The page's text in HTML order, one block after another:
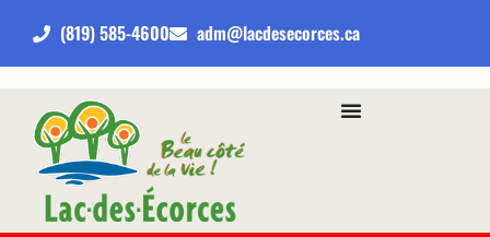
(819) 585-4600 adm@lacdesecorces.ca